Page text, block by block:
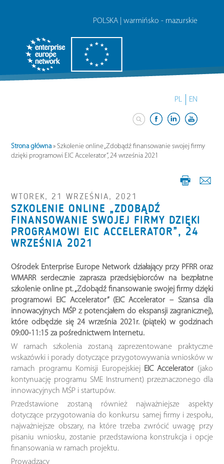
POLSKA | warmińsko - mazurskie
PL EN
Strona główna »Szkolenie online „Zdobądź finansowanie swojej firmy
dzięki programowi EIC Accelerator”, 24 września 2021
WTOREK, 21 WRZEŚNIA, 2021
SZKOLENIE ONLINE „ZDOBĄDŹ
FINANSOWANIE SWOJEJ FIRMY DZIĘKI
PROGRAMOWI EIC ACCELERATOR”, 24
WRZEŚNIA 2021
Ośrodek Enterprise Europe Network działający przy PFRR oraz
WMARR serdecznie zaprasza przedsiębiorców na bezpłatne
szkolenie online pt. „Zdobądź finansowanie swojej firmy dzięki
programowi EIC Accelerator” (EIC Accelerator – Szansa dla
innowacyjnych MŚP z potencjałem do ekspansji zagranicznej),
które odbędzie się 24 września 2021r. (piątek) w godzinach
09:00-11:15 za pośrednictwem Internetu.
W ramach szkolenia zostaną zaprezentowane praktyczne
wskazówki i porady dotyczące przygotowywania wniosków w
ramach programu Komisji Europejskiej EIC Accelerator (jako
kontynuację programu SME Instrument) przeznaczonego dla
innowacyjnych MŚP i startupów.
Przedstawione zostaną również najważniejsze aspekty
dotyczące przygotowania do konkursu samej firmy i zespołu,
najważniejsze obszary, na które trzeba zwrócić uwagę przy
pisaniu wniosku, zostanie przedstawiona konstrukcja i opcje
finansowania w ramach projektu.
Prowadzący